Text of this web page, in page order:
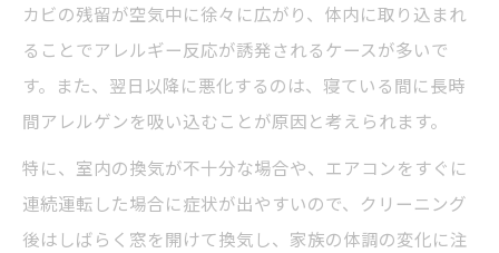
カビの残留が空気中に徐々に広がり、体内に取り込まれ
ることでアレルギー反応が誘発されるケースが多いで
す。また、翌日以降に悪化するのは、寝ている間に長時
間アレルゲンを吸い込むことが原因と考えられます。
特に、室内の換気が不十分な場合や、エアコンをすぐに
連続運転した場合に症状が出やすいので、クリーニング
後はしばらく窓を開けて換気し、家族の体調の変化に注